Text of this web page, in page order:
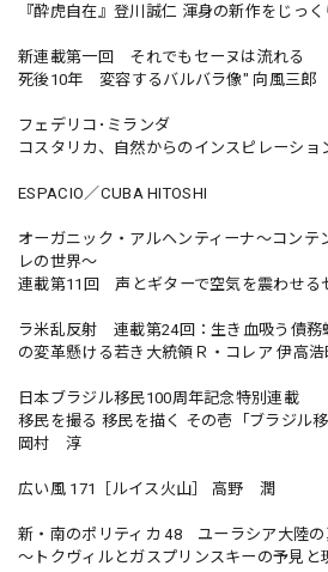
『酔虎自在』登川誠仁 渾身の新作をじっ
新連載第一回 それでもセーヌは流れる
死後10年 変容するバルバラ像" 向風三郎
フェデリコ･ミランダ
コスタリカ、自然からのインスピレーショ
ESPACIO／CUBA HITOSHI
オーガニック・アルヘンティーナ〜コンテ
レの世界〜
連載第11回 声とギターで空気を震わせ
ラ米乱反射 連載第24回：生き血吸う債務
の変革懸ける若き大統領Ｒ・コレア 伊高浩
日本ブラジル移民100周年記念特別連載
移民を撮る 移民を描く その壱「ブラジル移
岡村 淳
広い風 171［ルイス火山］ 高野 潤
新・南のポリティカ 48 ユーラシア大陸の
〜トクヴィルとガスプリンスキーの予見と